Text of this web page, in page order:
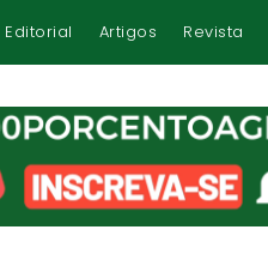
Editorial Artigos Revista